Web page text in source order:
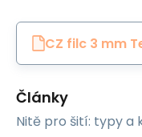
CZ filc 3 mm
Články
Nitě pro šití: typy a